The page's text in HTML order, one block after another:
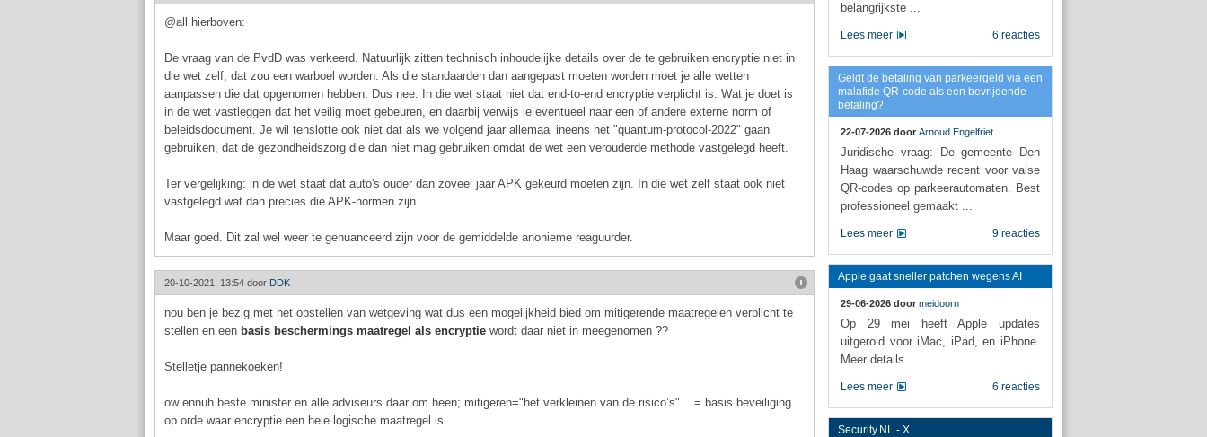
@all hierboven:
De vraag van de PvdD was verkeerd. Natuurlijk zitten technisch inhoudelijke details over de te gebruiken encryptie niet in
die wet zelf, dat zou een warboel worden. Als die standaarden dan aangepast moeten worden moet je alle wetten
aanpassen die dat opgenomen hebben. Dus nee: In die wet staat niet dat end-to-end encryptie verplicht is. Wat je doet is
in de wet vastleggen dat het veilig moet gebeuren, en daarbij verwijs je eventueel naar een of andere externe norm of
beleidsdocument. Je wil tenslotte ook niet dat als we volgend jaar allemaal ineens het "quantum-protocol-2022" gaan
gebruiken, dat de gezondheidszorg die dan niet mag gebruiken omdat de wet een verouderde methode vastgelegd heeft.
Ter vergelijking: in de wet staat dat auto's ouder dan zoveel jaar APK gekeurd moeten zijn. In die wet zelf staat ook niet
vastgelegd wat dan precies die APK-normen zijn.
Maar goed. Dit zal wel weer te genuanceerd zijn voor de gemiddelde anonieme reaguurder.
20-10-2021, 13:54 door DDK
nou ben je bezig met het opstellen van wetgeving wat dus een mogelijkheid bied om mitigerende maatregelen verplicht te
stellen en een basis beschermings maatregel als encryptie wordt daar niet in meegenomen ??
Stelletje pannekoeken!
ow ennuh beste minister en alle adviseurs daar om heen; mitigeren="het verkleinen van de risico’s" .. = basis beveiliging
op orde waar encryptie een hele logische maatregel is.
belangrijkste ...
6 reacties
Lees meer
Geldt de betaling van parkeergeld via een
malafide QR-code als een bevrijdende
betaling?
22-07-2026 door Arnoud Engelfriet
Juridische vraag: De gemeente Den
Haag waarschuwde recent voor valse
QR-codes op parkeerautomaten. Best
professioneel gemaakt ...
9 reacties
Lees meer
Apple gaat sneller patchen wegens AI
29-06-2026 door meidoorn
Op 29 mei heeft Apple updates
uitgerold voor iMac, iPad, en iPhone.
Meer details ...
6 reacties
Lees meer
Security.NL - X